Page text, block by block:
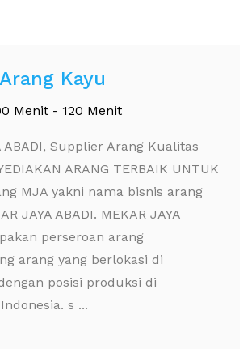
Kayu
Menit - 120 Menit
ABADI, Supplier Arang Kualitas
ARANG TERBAIK UNTUK
MJA yakni nama bisnis arang
JAYA ABADI. MEKAR JAYA
perseroan arang
arang yang berlokasi di
posisi produksi di
s ...